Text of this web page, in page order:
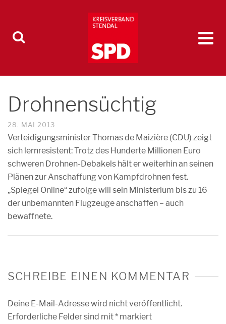
Drohnensüchtig
28. MAI 2013
Verteidigungsminister Thomas de Maizière (CDU) zeigt
sich lernresistent: Trotz des Hunderte Millionen Euro
schweren Drohnen-Debakels hält er weiterhin an seinen
Plänen zur Anschaffung von Kampfdrohnen fest.
„Spiegel Online“ zufolge will sein Ministerium bis zu 16
der unbemannten Flugzeuge anschaffen – auch
bewaffnete.
SCHREIBE EINEN KOMMENTAR
Deine E-Mail-Adresse wird nicht veröffentlicht.
Erforderliche Felder sind mit* markiert